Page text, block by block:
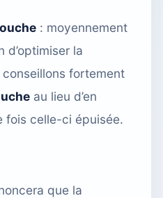
: moyennement
d’optimiser la
fortement
au lieu d’en
fois celle-ci épuisée.
que la